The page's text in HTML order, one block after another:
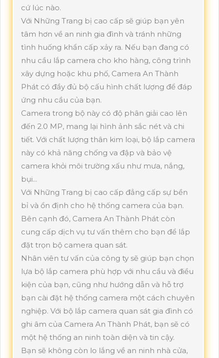
cứ lúc nào.
Với Những Trang bị cao cấp sẽ giúp bạn yên
tâm hơn về an ninh gia đình và tránh những
tình huống khẩn cấp xảy ra. Nếu bạn đang có
nhu cầu lắp camera cho kho hàng, công trình
xây dựng hoặc khu phố, Camera An Thành
Phát có đầy đủ bộ cấu hình chất lượng để đáp
ứng nhu cầu của bạn.
Camera trong bộ này có độ phân giải cao lên
đến 2.0 MP, mang lại hình ảnh sắc nét và chi
tiết. Với chất lượng thân kim loại, bộ lắp camera
này có khả năng chống va đập và bảo vệ
camera khỏi môi trường xấu như mưa, nắng,
bụi...
Với Những Trang bị cao cấp đẳng cấp sự bền
bỉ và ổn định cho hệ thống camera của bạn.
Bên cạnh đó, Camera An Thành Phát còn
cung cấp dịch vụ tư vấn thêm cho bạn để lắp
đặt trọn bộ camera quan sát.
Nhân viên tư vấn của công ty sẽ giúp bạn chọn
lựa bộ lắp camera phù hợp với nhu cầu và điều
kiện của bạn, cũng như hướng dẫn và hỗ trợ
bạn cài đặt hệ thống camera một cách chuyên
nghiệp. Với bộ lắp camera quan sát gia đình có
ghi âm của Camera An Thành Phát, bạn sẽ có
một hệ thống an ninh toàn diện và tin cậy.
Bạn sẽ không còn lo lắng về an ninh nhà cửa,